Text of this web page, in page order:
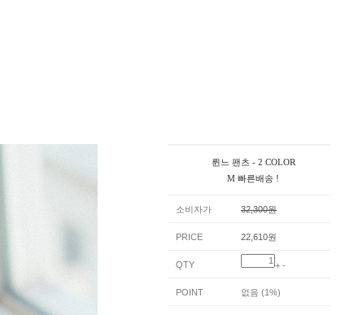
륀느 팬츠 - 2 COLOR
M 빠른배송 !
소비자가 32,300원
PRICE 22,610원
QTY + -
POINT 없음 (1%)